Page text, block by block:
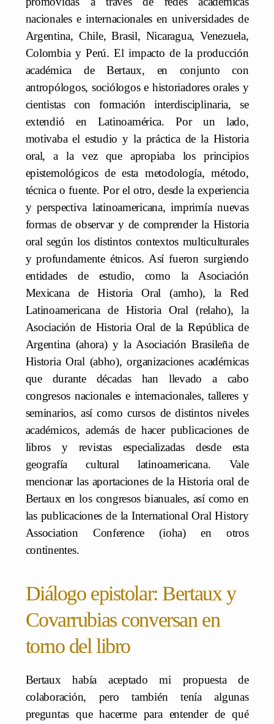
nacionales e internacionales en universidades de
Argentina, Chile, Brasil, Nicaragua, Venezuela,
Colombia y Perú. El impacto de la producción
académica de Bertaux, en conjunto con
antropólogos, sociólogos e historiadores orales y
cientistas con formación interdisciplinaria, se
extendió en Latinoamérica. Por un lado,
motivaba el estudio y la práctica de la Historia
oral, a la vez que apropiaba los principios
epistemológicos de esta metodología, método,
técnica o fuente. Por el otro, desde la experiencia
y perspectiva latinoamericana, imprimía nuevas
formas de observar y de comprender la Historia
oral según los distintos contextos multiculturales
y profundamente étnicos. Así fueron surgiendo
entidades de estudio, como la Asociación
Mexicana de Historia Oral (amho), la Red
Latinoamericana de Historia Oral (relaho), la
Asociación de Historia Oral de la República de
Argentina (ahora) y la Asociación Brasileña de
Historia Oral (abho), organizaciones académicas
que durante décadas han llevado a cabo
congresos nacionales e internacionales, talleres y
seminarios, así como cursos de distintos niveles
académicos, además de hacer publicaciones de
libros y revistas especializadas desde esta
geografía cultural latinoamericana. Vale
mencionar las aportaciones de la Historia oral de
Bertaux en los congresos bianuales, así como en
las publicaciones de la International Oral History
Association Conference (ioha) en otros
continentes.
Diálogo epistolar: Bertaux y
Covarrubias conversan en
torno del libro
Bertaux había aceptado mi propuesta de
colaboración, pero también tenía algunas
preguntas que hacerme para entender de qué